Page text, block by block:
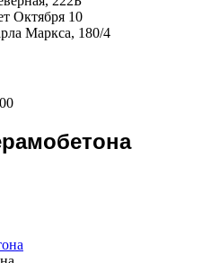
Октября 10
Маркса, 180/4